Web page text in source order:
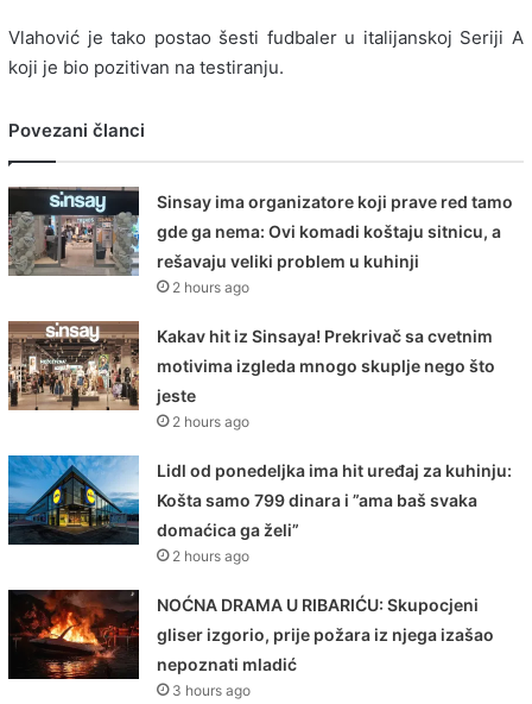
Vlahović je tako postao šesti fudbaler u italijanskoj Seriji A
koji je bio pozitivan na testiranju.
Povezani članci
Sinsay ima organizatore koji prave red tamo
gde ga nema: Ovi komadi koštaju sitnicu, a
rešavaju veliki problem u kuhinji
2 hours ago
Kakav hit iz Sinsaya! Prekrivač sa cvetnim
motivima izgleda mnogo skuplje nego što
jeste
2 hours ago
Lidl od ponedeljka ima hit uređaj za kuhinju:
Košta samo 799 dinara i ”ama baš svaka
domaćica ga želi”
2 hours ago
NOĆNA DRAMA U RIBARIĆU: Skupocjeni
gliser izgorio, prije požara iz njega izašao
nepoznati mladić
3 hours ago